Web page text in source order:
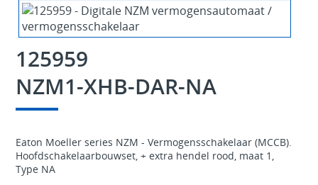
125959
NZM1-XHB-DAR-NA
Eaton Moeller series NZM - Vermogensschakelaar (MCCB).
Hoofdschakelaarbouwset, + extra hendel rood, maat 1,
Type NA